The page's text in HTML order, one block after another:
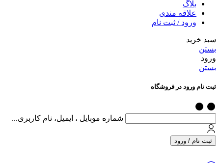
بلاگ
علاقه مندی
ورود / ثبت نام
سبد خرید
بستن
ورود
بستن
ثبت نام ورود در فروشگاه
شماره موبایل ، ایمیل، نام کاربری...
ثبت نام / ورود